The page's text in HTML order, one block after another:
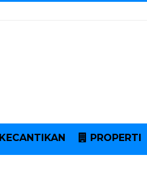
KECANTIKAN PROPERTI